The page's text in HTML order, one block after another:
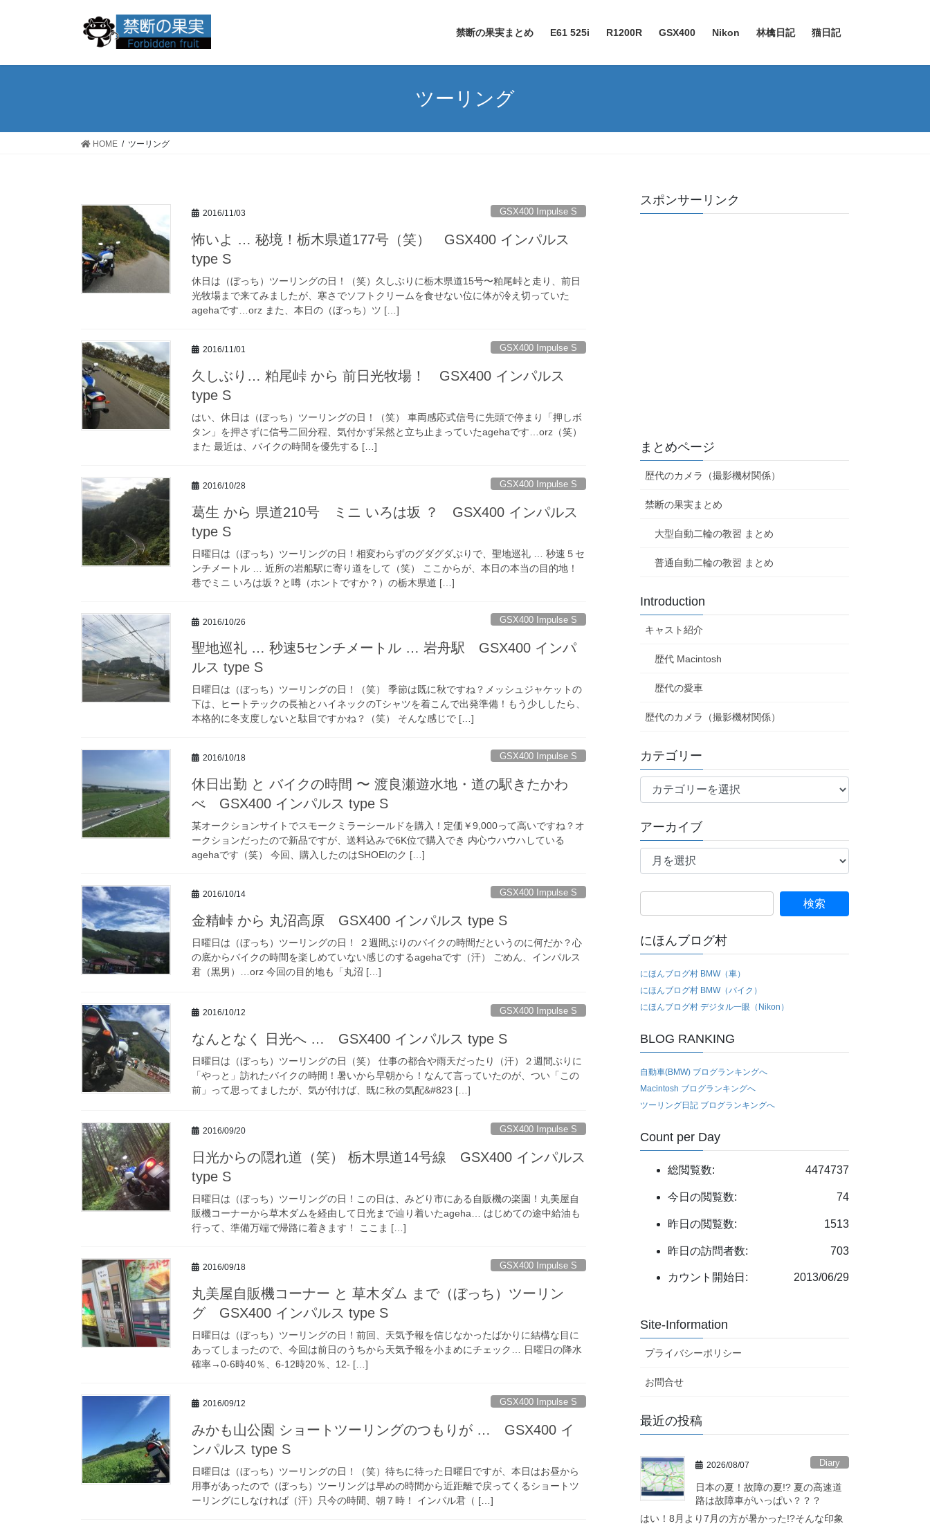
禁断の果実まとめ E61 525i R1200R GSX400 Nikon 林檎日記 猫日記
ツーリング
HOME ツーリング
2016/11/03 GSX400 Impulse S
怖いよ … 秘境！栃木県道177号（笑） GSX400 インパルス
type S
休日は（ぼっち）ツーリングの日！（笑）久しぶりに栃木県道15号〜粕尾峠と走り、前日
光牧場まで来てみましたが、寒さでソフトクリームを食せない位に体が冷え切っていた
agehaです…orz また、本日の（ぼっち）ツ […]
2016/11/01 GSX400 Impulse S
久しぶり… 粕尾峠 から 前日光牧場！ GSX400 インパルス
type S
はい、休日は（ぼっち）ツーリングの日！（笑） 車両感応式信号に先頭で停まり「押しボ
タン」を押さずに信号二回分程、気付かず呆然と立ち止まっていたagehaです…orz（笑）
また 最近は、バイクの時間を優先する […]
2016/10/28 GSX400 Impulse S
葛生 から 県道210号 ミニ いろは坂 ？ GSX400 インパルス
type S
日曜日は（ぼっち）ツーリングの日！相変わらずのグダグダぶりで、聖地巡礼 … 秒速５セ
ンチメートル … 近所の岩船駅に寄り道をして（笑） ここからが、本日の本当の目的地！
巷でミニ いろは坂？と噂（ホントですか？）の栃木県道 […]
2016/10/26 GSX400 Impulse S
聖地巡礼 … 秒速5センチメートル … 岩舟駅 GSX400 インパ
ルス type S
日曜日は（ぼっち）ツーリングの日！（笑） 季節は既に秋ですね？メッシュジャケットの
下は、ヒートテックの長袖とハイネックのTシャツを着こんで出発準備！もう少ししたら、
本格的に冬支度しないと駄目ですかね？（笑） そんな感じで […]
2016/10/18 GSX400 Impulse S
休日出勤 と バイクの時間 〜 渡良瀬遊水地・道の駅きたかわ
べ GSX400 インパルス type S
某オークションサイトでスモークミラーシールドを購入！定価￥9,000って高いですね？オ
ークションだったので新品ですが、送料込みで6K位で購入でき 内心ウハウハしている
agehaです（笑） 今回、購入したのはSHOEIのク […]
2016/10/14 GSX400 Impulse S
金精峠 から 丸沼高原 GSX400 インパルス type S
日曜日は（ぼっち）ツーリングの日！ ２週間ぶりのバイクの時間だというのに何だか？心
の底からバイクの時間を楽しめていない感じのするagehaです（汗） ごめん、インパルス
君（黒男）…orz 今回の目的地も「丸沼 […]
2016/10/12 GSX400 Impulse S
なんとなく 日光へ … GSX400 インパルス type S
日曜日は（ぼっち）ツーリングの日（笑） 仕事の都合や雨天だったり（汗）２週間ぶりに
「やっと」訪れたバイクの時間！暑いから早朝から！なんて言っていたのが、つい「この
前」って思ってましたが、気が付けば、既に秋の気配&#823 […]
2016/09/20 GSX400 Impulse S
日光からの隠れ道（笑） 栃木県道14号線 GSX400 インパルス
type S
日曜日は（ぼっち）ツーリングの日！この日は、みどり市にある自販機の楽園！丸美屋自
販機コーナーから草木ダムを経由して日光まで辿り着いたageha… はじめての途中給油も
行って、準備万端で帰路に着きます！ ここま […]
2016/09/18 GSX400 Impulse S
丸美屋自販機コーナー と 草木ダム まで（ぼっち）ツーリン
グ GSX400 インパルス type S
日曜日は（ぼっち）ツーリングの日！前回、天気予報を信じなかったばかりに結構な目に
あってしまったので、今回は前日のうちから天気予報を小まめにチェック… 日曜日の降水
確率→0-6時40％、6-12時20％、12- […]
2016/09/12 GSX400 Impulse S
みかも山公園 ショートツーリングのつもりが … GSX400 イ
ンパルス type S
日曜日は（ぼっち）ツーリングの日！（笑）待ちに待った日曜日ですが、本日はお昼から
用事があったので（ぼっち）ツーリングは早めの時間から近距離で戻ってくるショートツ
ーリングにしなければ（汗）只今の時間、朝７時！ インパル君（ […]
スポンサーリンク
まとめページ
歴代のカメラ（撮影機材関係）
禁断の果実まとめ
大型自動二輪の教習 まとめ
普通自動二輪の教習 まとめ
Introduction
キャスト紹介
歴代 Macintosh
歴代の愛車
歴代のカメラ（撮影機材関係）
カテゴリー
テ
リ
ー
アーカイブ
ア
ブ
索:
にほんブログ村
にほんブログ村 BMW（車）
にほんブログ村 BMW（バイク）
にほんブログ村 デジタル一眼（Nikon）
BLOG RANKING
自動車(BMW) ブログランキングへ
Macintosh ブログランキングへ
ツーリング日記 ブログランキングへ
Count per Day
4474737
総閲覧数:
74
今日の閲覧数:
1513
昨日の閲覧数:
703
昨日の訪問者数:
2013/06/29
カウント開始日:
Site-Information
プライバシーポリシー
お問合せ
最近の投稿
2026/08/07 Diary
日本の夏！故障の夏!? 夏の高速道
路は故障車がいっぱい？？？
はい！8月より7月の方が暑かった!?そんな印象